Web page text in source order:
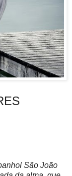
São João